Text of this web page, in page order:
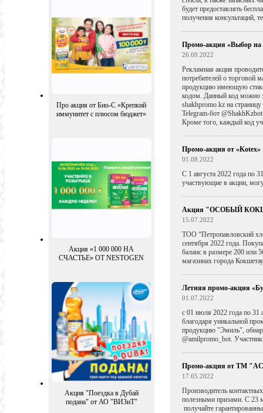
Про акция от Био-С «Крепкий
иммунитет с плюсом бюджет»
Акция «1 000 000 НА
СЧАСТЬЕ» ОТ NESTOGEN
Акция "Поездка в Дубай
подана" от АО "ВИЗиТ"
будет предоставлять
получения консультаций,
Промо-акция «Выбор на
26.09.2022
Рекламная акция
потребителей о торговой
продукцию имеющую
кодом. Данный код можно
shakhpromo.kz на
Telegram-бот
Кроме того, каждый код
Промо-акция от «Kotex»
01.08.2022
C 1 августа 2022 года по
участвующие в акции,
Акция "ОСОБЫЙ
15.07.2022
ТОО “Петропавловский
сентября 2022 года.
баланс в размере 200 или
магазинах города
Летняя промо-акция
01.07.2022
с 01 июля 2022 года по 31
благодаря уникальной
продукцию "Эмиль",
@amilpromo_bot.
Промо-акция от ТМ
17.05.2022
Производитель
полезными призами. С 23
получайте